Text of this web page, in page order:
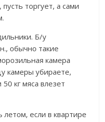
торгует, а сами
Б/у
обычно такие
камера
камеры убираете,
кг мяса влезет
если в квартире